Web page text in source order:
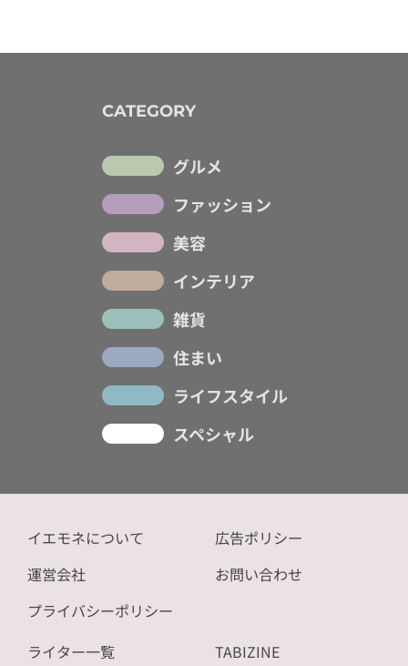
CATEGORY
グルメ
ファッション
美容
インテリア
雑貨
住まい
ライフスタイル
スペシャル
イエモネについて
運営会社
プライバシーポリシー
広告ポリシー
お問い合わせ
ライター一覧 TABIZINE